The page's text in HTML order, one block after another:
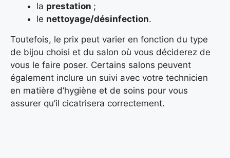
la prestation ;
le nettoyage/désinfection.
Toutefois, le prix peut varier en fonction du type
de bijou choisi et du salon où vous déciderez de
vous le faire poser. Certains salons peuvent
également inclure un suivi avec votre technicien
en matière d’hygiène et de soins pour vous
assurer qu’il cicatrisera correctement.